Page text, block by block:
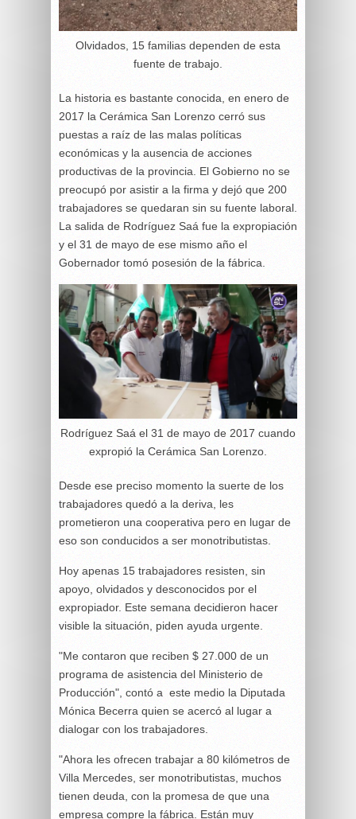
Olvidados, 15 familias dependen de esta
fuente de trabajo.
La historia es bastante conocida, en enero de
2017 la Cerámica San Lorenzo cerró sus
puestas a raíz de las malas políticas
económicas y la ausencia de acciones
productivas de la provincia. El Gobierno no se
preocupó por asistir a la firma y dejó que 200
trabajadores se quedaran sin su fuente laboral.
La salida de Rodríguez Saá fue la expropiación
y el 31 de mayo de ese mismo año el
Gobernador tomó posesión de la fábrica.
Rodríguez Saá el 31 de mayo de 2017 cuando
expropió la Cerámica San Lorenzo.
Desde ese preciso momento la suerte de los
trabajadores quedó a la deriva, les
prometieron una cooperativa pero en lugar de
eso son conducidos a ser monotributistas.
Hoy apenas 15 trabajadores resisten, sin
apoyo, olvidados y desconocidos por el
expropiador. Este semana decidieron hacer
visible la situación, piden ayuda urgente.
"Me contaron que reciben $ 27.000 de un
programa de asistencia del Ministerio de
Producción", contó a este medio la Diputada
Mónica Becerra quien se acercó al lugar a
dialogar con los trabajadores.
"Ahora les ofrecen trabajar a 80 kilómetros de
Villa Mercedes, ser monotributistas, muchos
tienen deuda, con la promesa de que una
empresa compre la fábrica. Están muy